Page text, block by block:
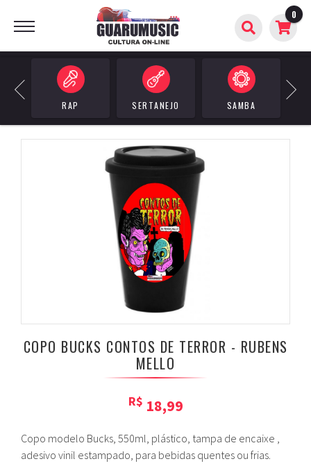
0
Previous
RAP SERTANEJO SAMBA
Next
BUSCAR
COPO BUCKS CONTOS DE TERROR - RUBENS
MELLO
R$ 18,99
Copo modelo Bucks, 550ml, plástico, tampa de encaixe ,
adesivo vinil estampado, para bebidas quentes ou frias.